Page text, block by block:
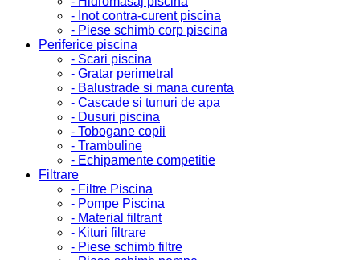
- Inot contra-curent piscina
- Piese schimb corp piscina
Periferice piscina
- Scari piscina
- Gratar perimetral
- Balustrade si mana curenta
- Cascade si tunuri de apa
- Dusuri piscina
- Tobogane copii
- Trambuline
- Echipamente competitie
Filtrare
- Filtre Piscina
- Pompe Piscina
- Material filtrant
- Kituri filtrare
- Piese schimb filtre